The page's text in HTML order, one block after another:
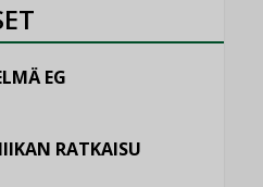
EG
RATKAISU